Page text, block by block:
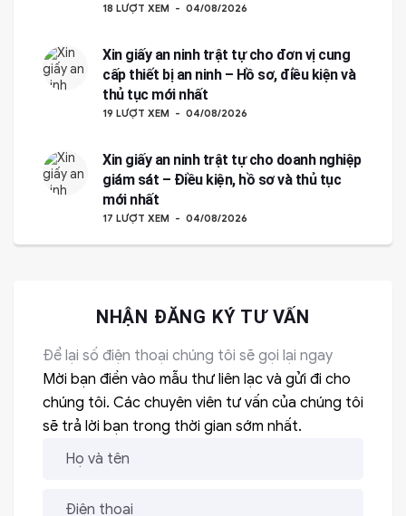
18 LƯỢT XEM 04/08/2026
Xin giấy an ninh trật tự cho đơn vị cung
cấp thiết bị an ninh – Hồ sơ, điều kiện và
thủ tục mới nhất
19 LƯỢT XEM 04/08/2026
Xin giấy an ninh trật tự cho doanh nghiệp
giám sát – Điều kiện, hồ sơ và thủ tục
mới nhất
17 LƯỢT XEM 04/08/2026
NHẬN ĐĂNG KÝ TƯ VẤN
Để lại số điện thoại chúng tôi sẽ gọi lại ngay
Mời bạn điền vào mẫu thư liên lạc và gửi đi cho
chúng tôi. Các chuyên viên tư vấn của chúng tôi
sẽ trả lời bạn trong thời gian sớm nhất.